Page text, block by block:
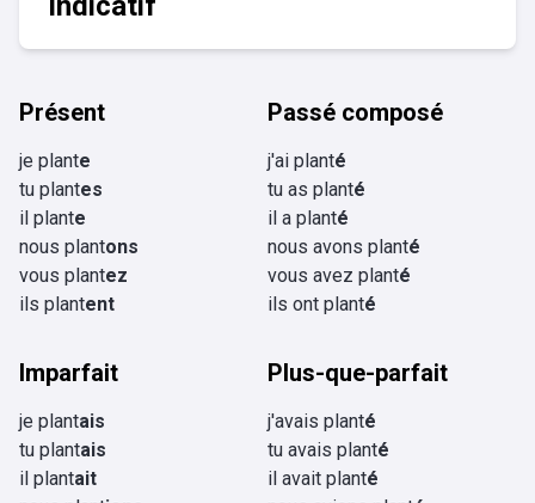
Présent
je plante
tu plantes
il plante
nous plantons
vous plantez
ils plantent
Passé composé
j'ai planté
tu as planté
il a planté
nous avons planté
vous avez planté
ils ont planté
Imparfait
je plantais
tu plantais
il plantait
Plus-que-parfait
j'avais planté
tu avais planté
il avait planté